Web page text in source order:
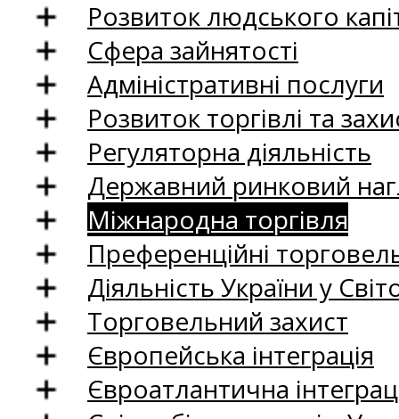
Розвиток людського
Сфера зайнятості
Адміністративні послуги
Розвиток торгівлі та
Регуляторна діяльність
Державний ринковий
Міжнародна торгівля
Преференційні
Діяльність України у
Торговельний захист
Європейська інтеграція
Євроатлантична